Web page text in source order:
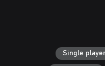
Single